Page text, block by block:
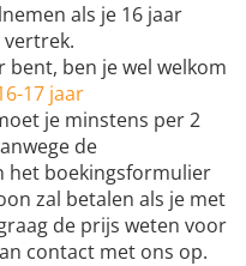
als je 16 jaar
bent, ben je wel welkom
17 jaar
je minstens per 2
de
het boekingsformulier
zal betalen als je met
de prijs weten voor
contact met ons op.